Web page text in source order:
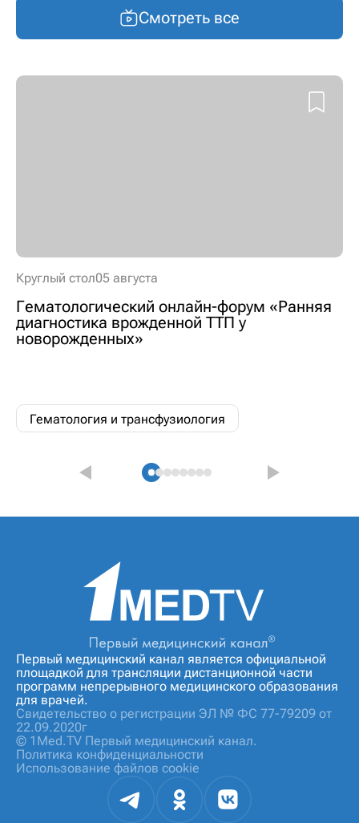
Смотреть все
Круглый стол05 августа
Гематологический онлайн-форум «Ранняя
диагностика врожденной ТТП у
новорожденных»
Гематология и трансфузиология
Первый медицинский канал является официальной
площадкой для трансляции дистанционной части
программ непрерывного медицинского образования
для врачей.
Свидетельство о регистрации ЭЛ № ФС 77-79209 от
22.09.2020г
© 1Med.TV Первый медицинский канал.
Политика конфиденциальности
Использование файлов cookie